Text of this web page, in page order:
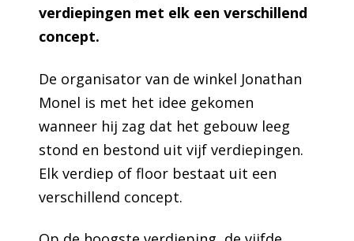
verdiepingen met elk een verschillend
concept.
De organisator van de winkel Jonathan
Monel is met het idee gekomen
wanneer hij zag dat het gebouw leeg
stond en bestond uit vijf verdiepingen.
Elk verdiep of floor bestaat uit een
verschillend concept.